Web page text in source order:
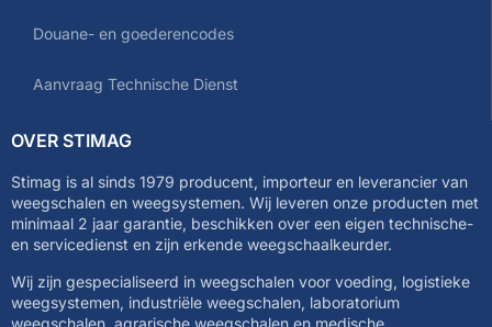
Douane- en goederencodes
Aanvraag Technische Dienst
OVER STIMAG
Stimag is al sinds 1979 producent, importeur en leverancier van
weegschalen en weegsystemen. Wij leveren onze producten met
minimaal 2 jaar garantie, beschikken over een eigen technische-
en servicedienst en zijn erkende weegschaalkeurder.
Wij zijn gespecialiseerd in weegschalen voor voeding, logistieke
weegsystemen, industriële weegschalen, laboratorium
weegschalen, agrarische weegschalen en medische